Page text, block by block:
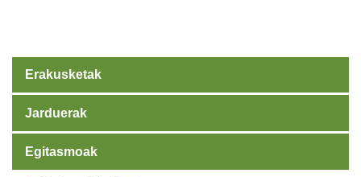
Erakusketak
Jarduerak
Egitasmoak